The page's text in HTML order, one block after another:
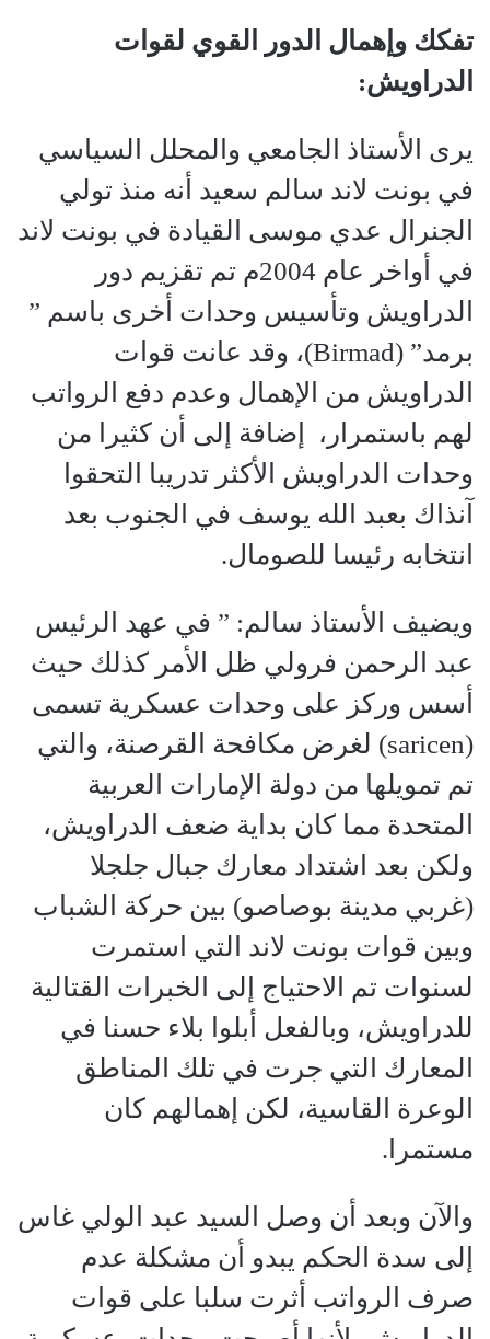
تفكك وإهمال الدور القوي لقوات
الدراويش:
يرى الأستاذ الجامعي والمحلل السياسي
في بونت لاند سالم سعيد أنه منذ تولي
الجنرال عدي موسى القيادة في بونت لاند
في أواخر عام 2004م تم تقزيم دور
الدراويش وتأسيس وحدات أخرى باسم ”
برمد” (Birmad)، وقد عانت قوات
الدراويش من الإهمال وعدم دفع الرواتب
لهم باستمرار، إضافة إلى أن كثيرا من
وحدات الدراويش الأكثر تدريبا التحقوا
آنذاك بعبد الله يوسف في الجنوب بعد
انتخابه رئيسا للصومال.
ويضيف الأستاذ سالم: ” في عهد الرئيس
عبد الرحمن فرولي ظل الأمر كذلك حيث
أسس وركز على وحدات عسكرية تسمى
(saricen) لغرض مكافحة القرصنة، والتي
تم تمويلها من دولة الإمارات العربية
المتحدة مما كان بداية ضعف الدراويش،
ولكن بعد اشتداد معارك جبال جلجلا
(غربي مدينة بوصاصو) بين حركة الشباب
وبين قوات بونت لاند التي استمرت
لسنوات تم الاحتياج إلى الخبرات القتالية
للدراويش، وبالفعل أبلوا بلاء حسنا في
المعارك التي جرت في تلك المناطق
الوعرة القاسية، لكن إهمالهم كان
مستمرا.
والآن وبعد أن وصل السيد عبد الولي غاس
إلى سدة الحكم يبدو أن مشكلة عدم
صرف الرواتب أثرت سلبا على قوات